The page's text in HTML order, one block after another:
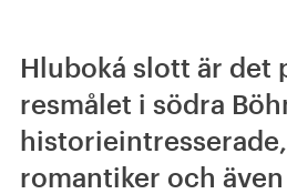
Hluboká slott är det
resmålet i södra
romantiker och